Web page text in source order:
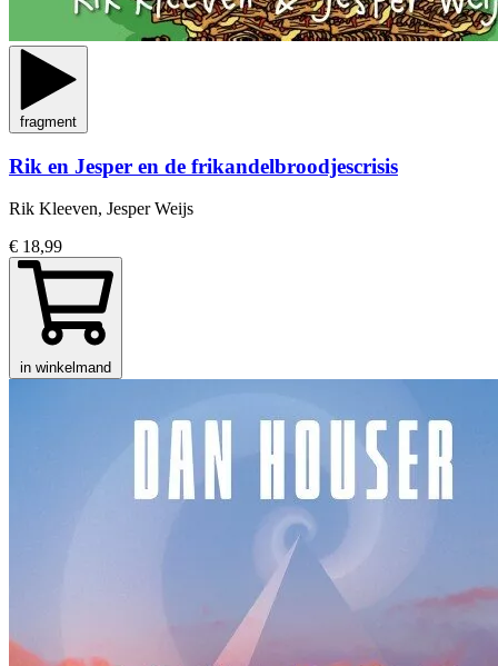
fragment
Rik en Jesper en de frikandelbroodjescrisis
Rik Kleeven, Jesper Weijs
€ 18,99
in winkelmand